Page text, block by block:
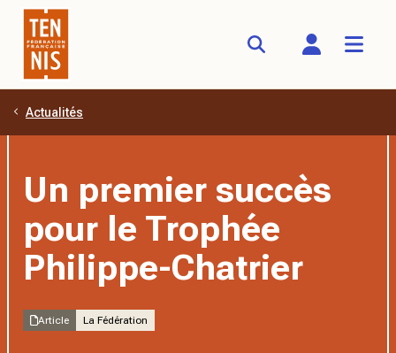
Aller au contenu principal
Actualités
Un premier succès
pour le Trophée
Philippe-Chatrier
Article La Fédération